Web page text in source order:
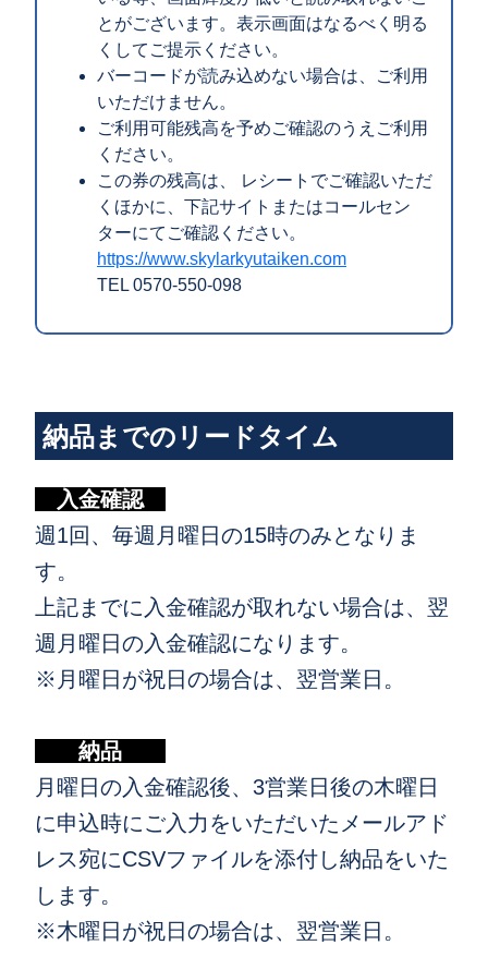
とがございます。表示画面はなるべく明る
くしてご提示ください。
バーコードが読み込めない場合は、ご利用
いただけません。
ご利用可能残高を予めご確認のうえご利用
ください。
この券の残高は、 レシートでご確認いただ
くほかに、下記サイトまたはコールセン
ターにてご確認ください。
https://www.skylarkyutaiken.com
TEL 0570-550-098
納品までのリードタイム
入金確認
週1回、毎週月曜日の15時のみとなりま
す。
上記までに入金確認が取れない場合は、翌
週月曜日の入金確認になります。
※月曜日が祝日の場合は、翌営業日。
納品
月曜日の入金確認後、3営業日後の木曜日
に申込時にご入力をいただいたメールアド
レス宛にCSVファイルを添付し納品をいた
します。
※木曜日が祝日の場合は、翌営業日。